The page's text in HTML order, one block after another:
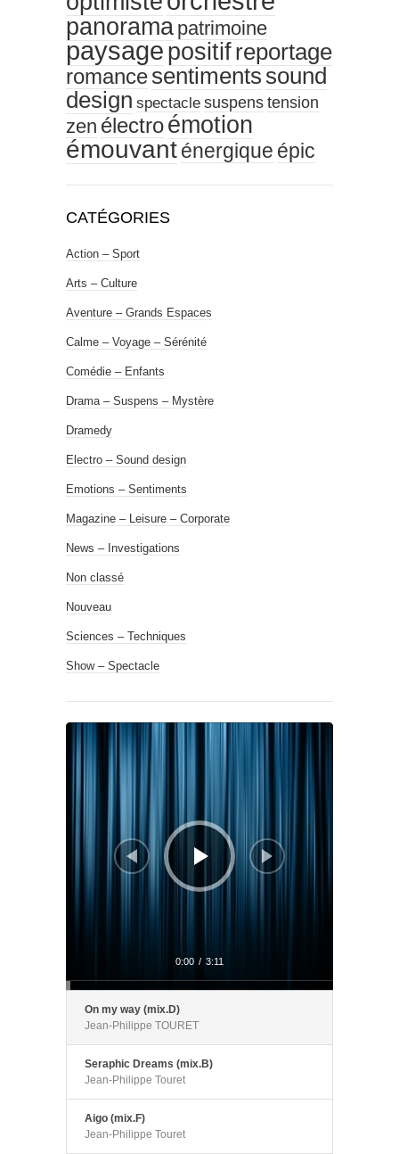
panorama patrimoine
paysagepositifreportage
romancesentiments sound
design spectacle suspens tension
zen électroémotion
émouvant énergique épic
CATÉGORIES
Action – Sport
Arts – Culture
Aventure – Grands Espaces
Calme – Voyage – Sérénité
Comédie – Enfants
Drama – Suspens – Mystère
Dramedy
Electro – Sound design
Emotions – Sentiments
Magazine – Leisure – Corporate
News – Investigations
Non classé
Nouveau
Sciences – Techniques
Show – Spectacle
Lecteur
0:00 / 3:11
On my way (mix.D)
Jean-Philippe TOURET
Seraphic Dreams (mix.B)
Jean-Philippe Touret
Aigo (mix.F)
Jean-Philippe Touret